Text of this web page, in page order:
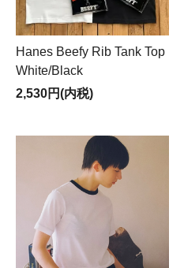
Hanes Beefy Rib Tank Top
White/Black
2,530円(内税)